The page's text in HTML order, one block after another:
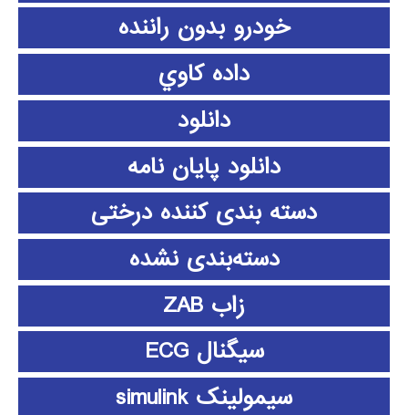
خودرو بدون راننده
داده كاوي
دانلود
دانلود پايان نامه
دسته بندی کننده درختی
دسته‌بندی نشده
زاب ZAB
سیگنال ECG
سیمولینک simulink